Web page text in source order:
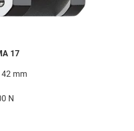
17
mm
N